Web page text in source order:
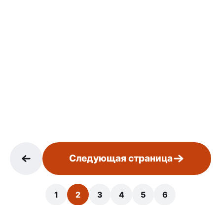
Следующая страница
1 2 3 4 5 6